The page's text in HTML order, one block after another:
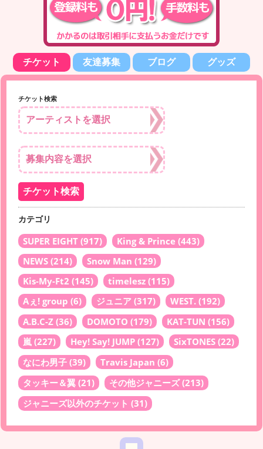
チケット 友達募集 ブログ グッズ
チケット検索
カテゴリ
SUPER EIGHT (917) King & Prince (443)
NEWS (214) Snow Man (129)
Kis-My-Ft2 (145) timelesz (115)
Aぇ! group (6) ジュニア (317) WEST. (192)
A.B.C-Z (36) DOMOTO (179) KAT-TUN (156)
嵐 (227) Hey! Say! JUMP (127) SixTONES (22)
なにわ男子 (39) Travis Japan (6)
タッキー＆翼 (21) その他ジャニーズ(213)
ジャニーズ以外のチケット (31)